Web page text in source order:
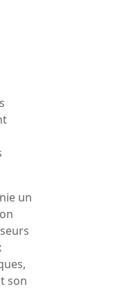
un
son